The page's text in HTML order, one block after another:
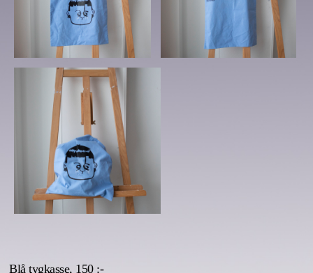
Blå tygkasse, 150 :-